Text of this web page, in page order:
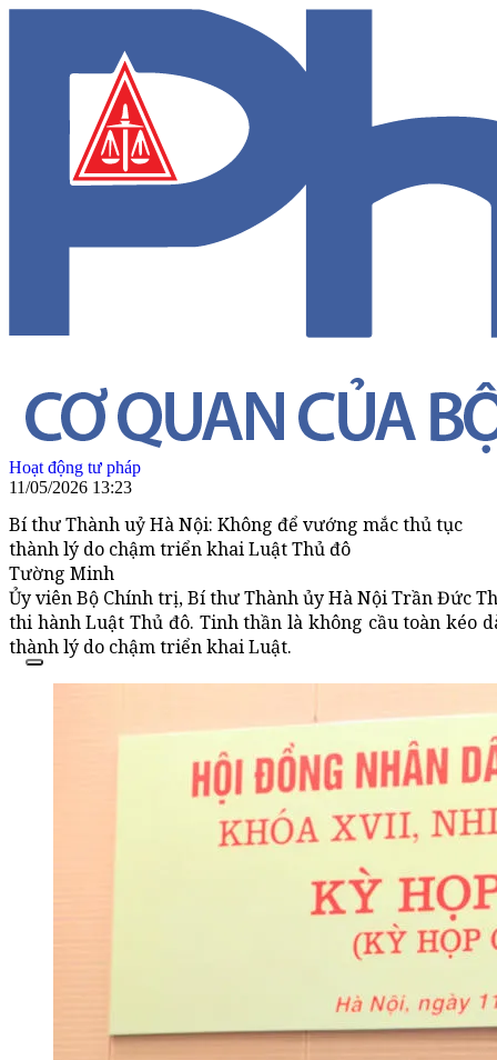
Hoạt động tư pháp
11/05/2026 13:23
Bí thư Thành uỷ Hà Nội: Không để vướng mắc thủ tục
thành lý do chậm triển khai Luật Thủ đô
Tường Minh
Ủy viên Bộ Chính trị, Bí thư Thành ủy Hà Nội Trần Đức
thi hành Luật Thủ đô. Tinh thần là không cầu toàn kéo
thành lý do chậm triển khai Luật.